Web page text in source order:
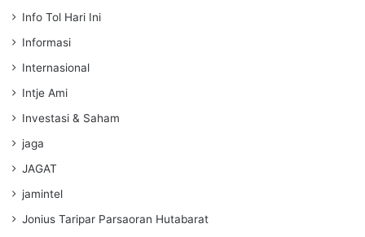
Info Tol Hari Ini
Informasi
Internasional
Intje Ami
Investasi & Saham
jaga
JAGAT
jamintel
Jonius Taripar Parsaoran Hutabarat